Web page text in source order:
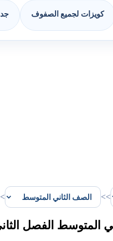
كويزات لجميع الصفوف
>>
الفصل